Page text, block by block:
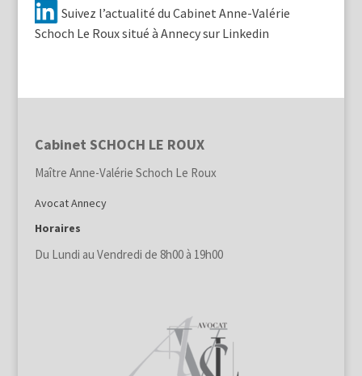
Suivez l’actualité du Cabinet Anne-Valérie
Schoch Le Roux situé à Annecy sur Linkedin
Cabinet SCHOCH LE ROUX
Maître Anne-Valérie Schoch Le Roux
Avocat Annecy
Horaires
Du Lundi au Vendredi de 8h00 à 19h00